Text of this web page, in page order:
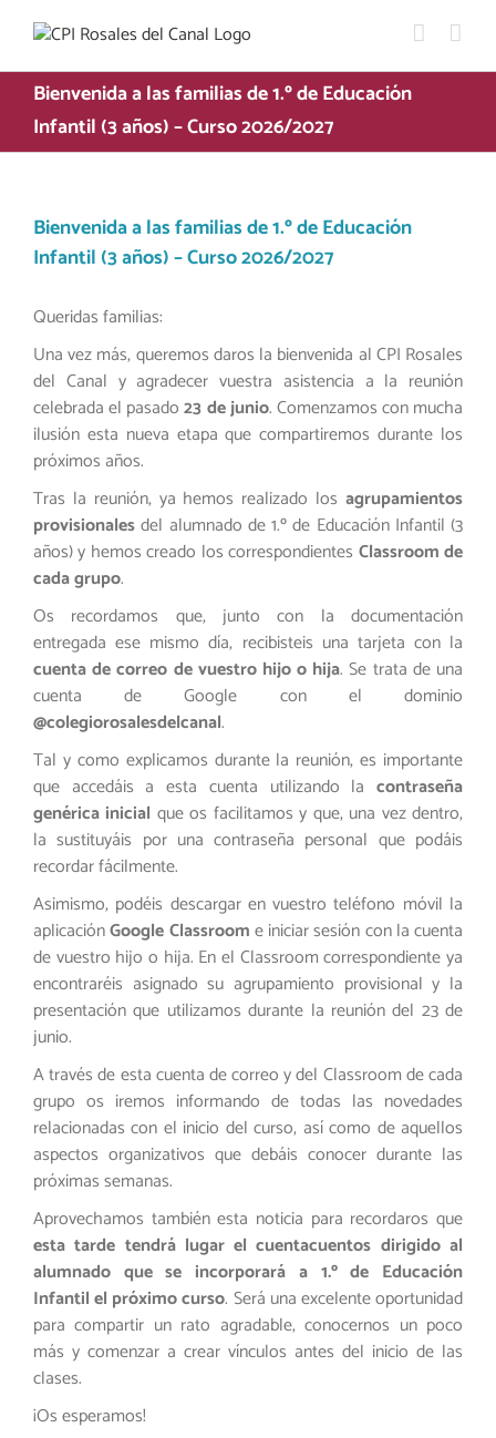
contenido
Bienvenida a las familias de 1.º de Educación
Infantil (3 años) – Curso 2026/2027
Bienvenida a las familias de 1.º de Educación
Infantil (3 años) – Curso 2026/2027
Queridas familias:
Una vez más, queremos daros la bienvenida al CPI Rosales
del Canal y agradecer vuestra asistencia a la reunión
celebrada el pasado23 de junio. Comenzamos con mucha
ilusión esta nueva etapa que compartiremos durante los
próximos años.
Tras la reunión, ya hemos realizado los agrupamientos
provisionalesdel alumnado de 1.º de Educación Infantil (3
años) y hemos creado los correspondientes Classroom de
cada grupo.
Os recordamos que, junto con la documentación
entregada ese mismo día, recibisteis una tarjeta con la
cuenta de correo de vuestro hijo o hija. Se trata de una
cuenta de Google con el dominio
@colegiorosalesdelcanal.
Tal y como explicamos durante la reunión, es importante
que accedáis a esta cuenta utilizando la contraseña
genérica inicial que os facilitamos y que, una vez dentro,
la sustituyáis por una contraseña personal que podáis
recordar fácilmente.
Asimismo, podéis descargar en vuestro teléfono móvil la
aplicaciónGoogle Classroome iniciar sesión con la cuenta
de vuestro hijo o hija. En el Classroom correspondiente ya
encontraréis asignado su agrupamiento provisional y la
presentación que utilizamos durante la reunión del 23 de
junio.
A través de esta cuenta de correo y del Classroom de cada
grupo os iremos informando de todas las novedades
relacionadas con el inicio del curso, así como de aquellos
aspectos organizativos que debáis conocer durante las
próximas semanas.
Aprovechamos también esta noticia para recordaros que
esta tarde tendrá lugar el cuentacuentos dirigido al
alumnado que se incorporará a 1.º de Educación
Infantil el próximo curso. Será una excelente oportunidad
para compartir un rato agradable, conocernos un poco
más y comenzar a crear vínculos antes del inicio de las
clases.
¡Os esperamos!